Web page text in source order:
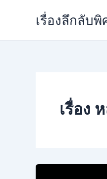
เรื่องลึกลับพิ
เรื่อง